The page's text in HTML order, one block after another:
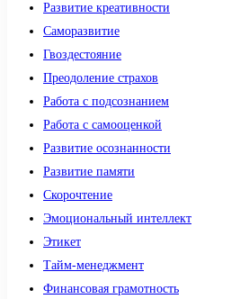
Развитие креативности
Саморазвитие
Гвоздестояние
Преодоление страхов
Работа с подсознанием
Работа с самооценкой
Развитие осознанности
Развитие памяти
Скорочтение
Эмоциональный интеллект
Этикет
Тайм-менеджмент
Финансовая грамотность